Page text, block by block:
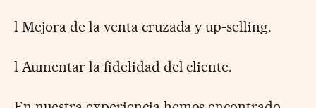
l Mejora de la venta cruzada y up-selling.
l Aumentar la fidelidad del cliente.